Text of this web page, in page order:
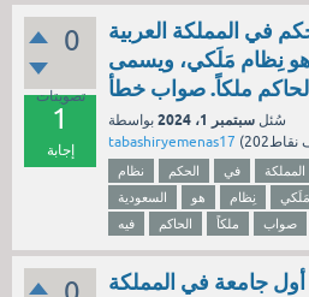
0
تصويتات
1
إجابة
في المملكة العربية
هو نِظام مَلَكي، ويسمى
ملكاً. صواب خطأ
سُئل سبتمبر 1، 2024
بواسطة
tabashiryemenas17 (
نظام الحكم في المملكة
السعودية
هو نِظام
فيه
الحاكم ملكاً صواب
أول جامعة في المملكة